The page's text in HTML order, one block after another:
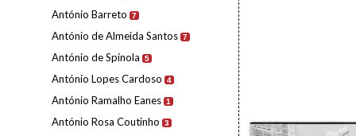
António Barreto 7
António de Almeida Santos 7
António de Spínola 5
António Lopes Cardoso 4
António Ramalho Eanes 1
António Rosa Coutinho 3